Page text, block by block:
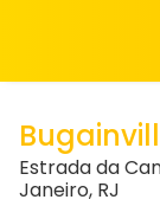
Estrada da
Janeiro, RJ